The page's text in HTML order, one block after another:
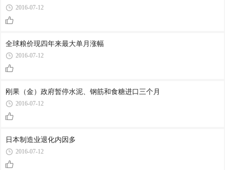
2016-07-12
全球粮价现四年来最大单月涨幅
2016-07-12
刚果（金）政府暂停水泥、钢筋和食糖进口三个月
2016-07-12
日本制造业退化内因多
2016-07-12